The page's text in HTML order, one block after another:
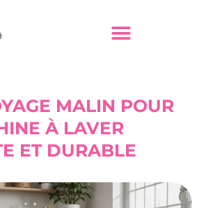
MALIN POUR
À LAVER
ET DURABLE